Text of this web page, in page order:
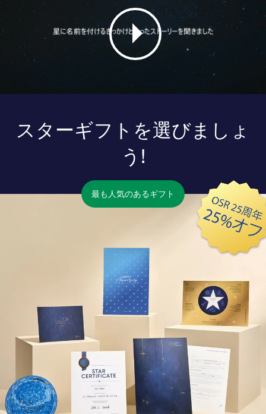
スターギフトを選びましょ
う!
最も人気のあるギフト